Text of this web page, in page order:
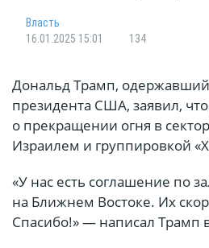
Власть
16.01.2025 15:01
134
Дональд Трамп,
президента США, заявил,
о прекращении огня в
Израилем и группировкой
«У нас есть соглашение по
на Ближнем Востоке. Их
Спасибо!» — написал Трамп